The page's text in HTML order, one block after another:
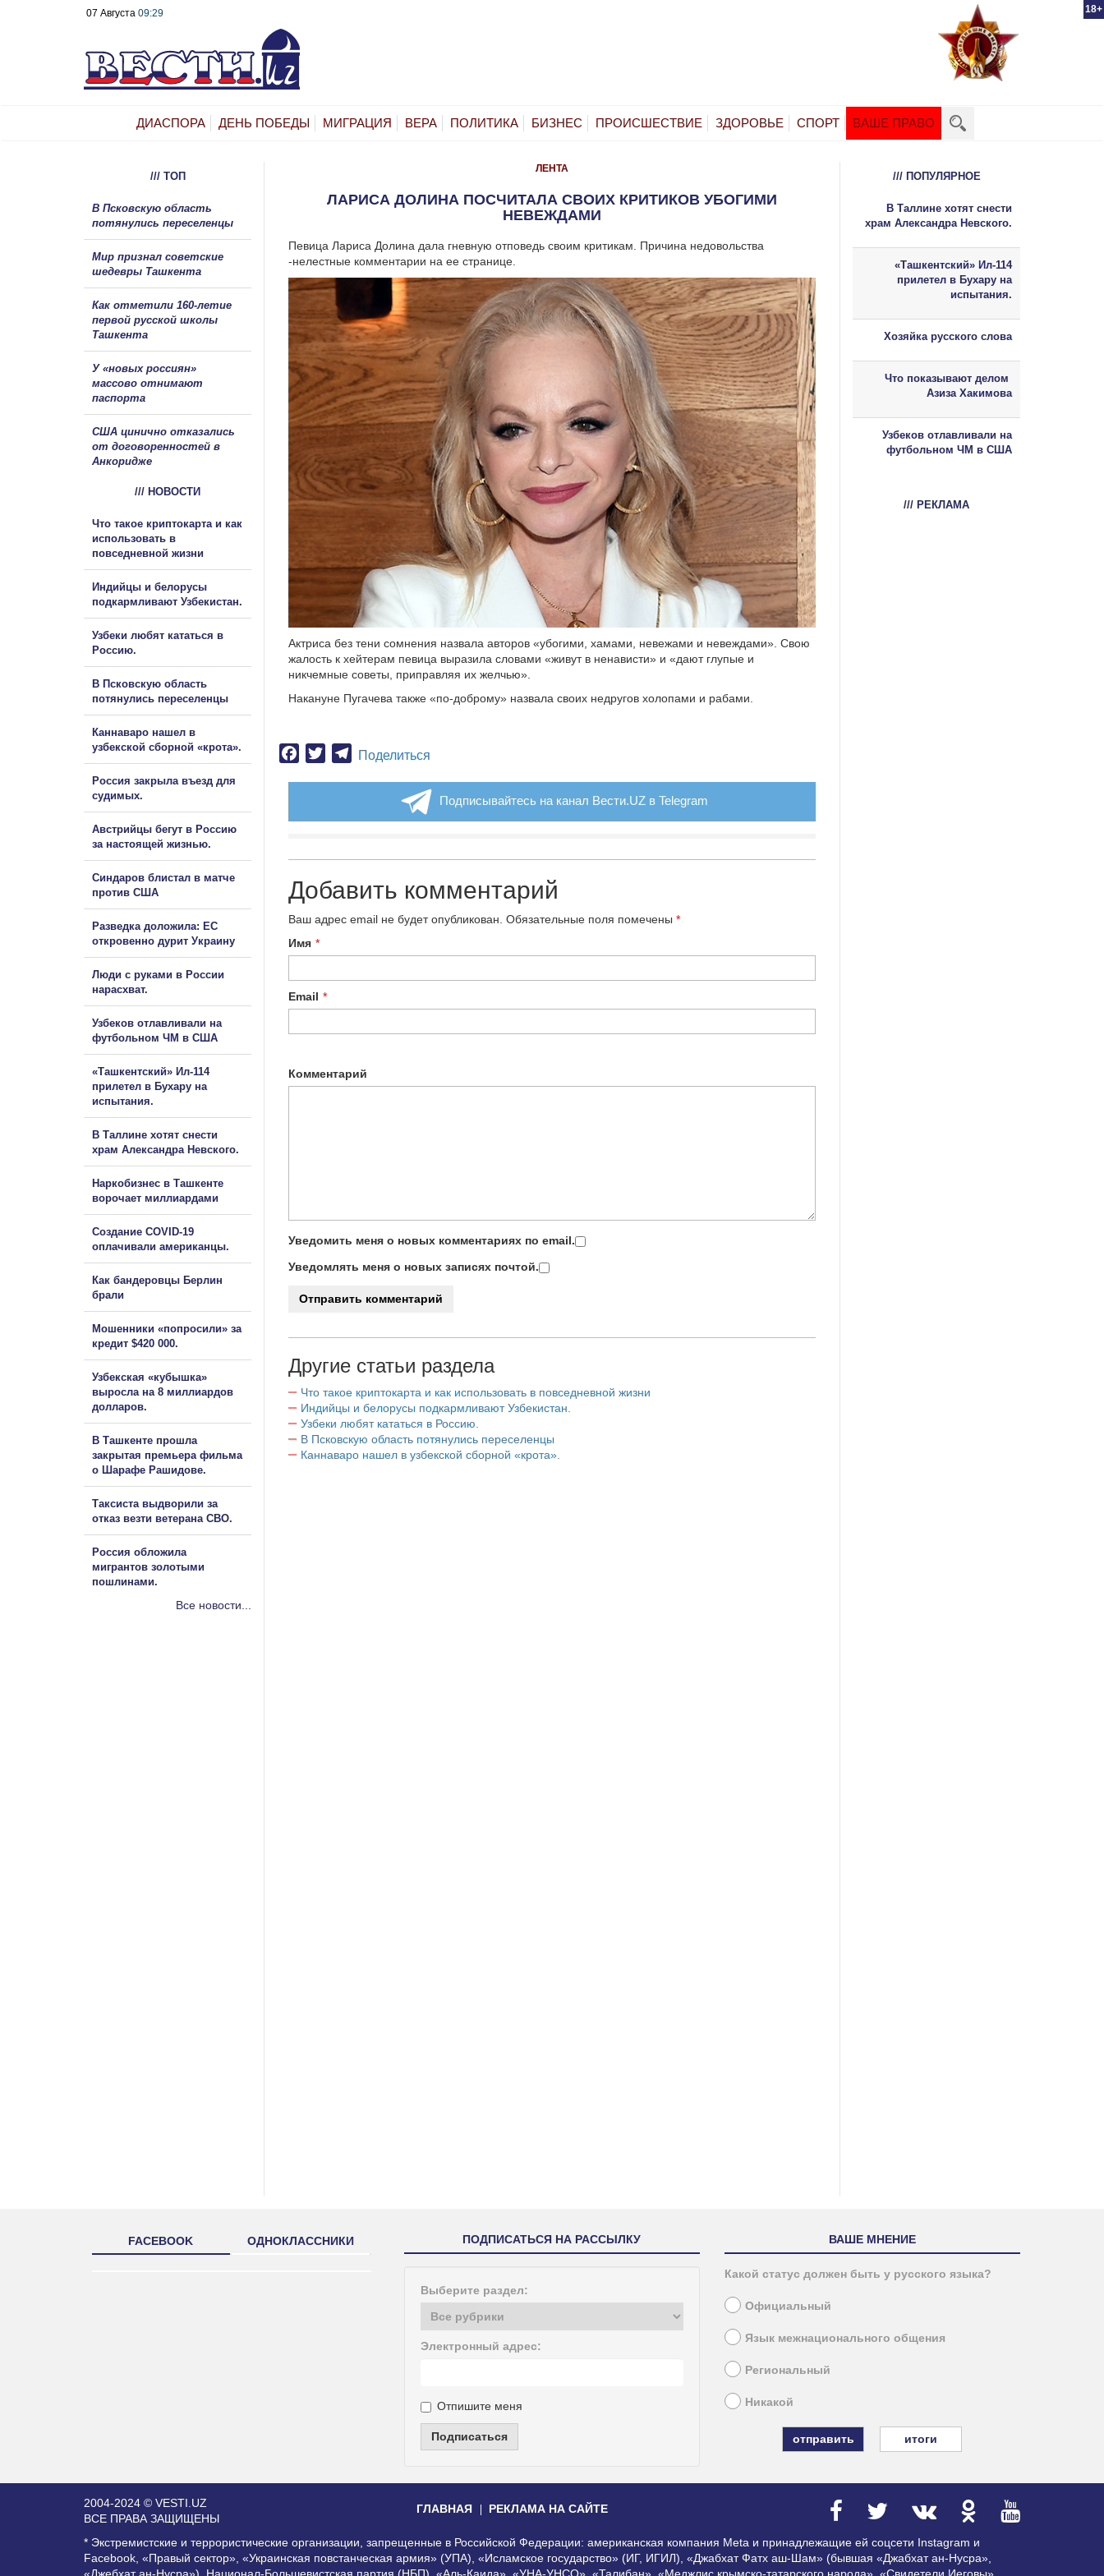
18+
07 Августа 09:29
ДИАСПОРА ДЕНЬ ПОБЕДЫ МИГРАЦИЯ ВЕРА ПОЛИТИКА БИЗНЕС ПРОИСШЕСТВИЕ ЗДОРОВЬЕ СПОРТ ВАШЕ ПРАВО
ЛЕНТА
ЛАРИСА ДОЛИНА ПОСЧИТАЛА СВОИХ КРИТИКОВ УБОГИМИ
НЕВЕЖДАМИ
Певица Лариса Долина дала гневную отповедь своим критикам. Причина недовольства
-нелестные комментарии на ее странице.
Актриса без тени сомнения назвала авторов «убогими, хамами, невежами и невеждами». Свою
жалость к хейтерам певица выразила словами «живут в ненависти» и «дают глупые и
никчемные советы, приправляя их желчью».
Накануне Пугачева также «по-доброму» назвала своих недругов холопами и рабами.
Facebook
TwitterTelegram
Поделиться
Подписывайтесь на канал Вести.UZ в Telegram
Добавить комментарий
Ваш адрес email не будет опубликован. Обязательные поля помечены *
Имя *
Email *
Комментарий
Уведомить меня о новых комментариях по email.
Уведомлять меня о новых записях почтой.
Другие статьи раздела
Что такое криптокарта и как использовать в повседневной жизни
Индийцы и белорусы подкармливают Узбекистан.
Узбеки любят кататься в Россию.
В Псковскую область потянулись переселенцы
Каннаваро нашел в узбекской сборной «крота».
/// ТОП
В Псковскую область
потянулись переселенцы
Мир признал советские
шедевры Ташкента
Как отметили 160-летие
первой русской школы
Ташкента
У «новых россиян»
массово отнимают
паспорта
США цинично отказались
от договоренностей в
Анкоридже
/// НОВОСТИ
Что такое криптокарта и как
использовать в
повседневной жизни
Индийцы и белорусы
подкармливают Узбекистан.
Узбеки любят кататься в
Россию.
В Псковскую область
потянулись переселенцы
Каннаваро нашел в
узбекской сборной «крота».
Россия закрыла въезд для
судимых.
Австрийцы бегут в Россию
за настоящей жизнью.
Синдаров блистал в матче
против США
Разведка доложила: ЕС
откровенно дурит Украину
Люди с руками в России
нарасхват.
Узбеков отлавливали на
футбольном ЧМ в США
«Ташкентский» Ил-114
прилетел в Бухару на
испытания.
В Таллине хотят снести
храм Александра Невского.
Наркобизнес в Ташкенте
ворочает миллиардами
Создание COVID-19
оплачивали американцы.
Как бандеровцы Берлин
брали
Мошенники «попросили» за
кредит $420 000.
Узбекская «кубышка»
выросла на 8 миллиардов
долларов.
В Ташкенте прошла
закрытая премьера фильма
о Шарафе Рашидове.
Таксиста выдворили за
отказ везти ветерана СВО.
Россия обложила
мигрантов золотыми
пошлинами.
Все новости...
/// ПОПУЛЯРНОЕ
В Таллине хотят снести
храм Александра Невского.
«Ташкентский» Ил-114
прилетел в Бухару на
испытания.
Хозяйка русского слова
Что показывают делом
Азиза Хакимова
Узбеков отлавливали на
футбольном ЧМ в США
/// РЕКЛАМА
FACEBOOK ОДНОКЛАССНИКИ ПОДПИСАТЬСЯ НА РАССЫЛКУ
Выберите раздел:
Электронный адрес:
Отпишите меня
Подписаться
ВАШЕ МНЕНИЕ
Какой статус должен быть у русского языка?
Официальный
Язык межнационального общения
Региональный
Никакой
итоги
2004-2024 © VESTI.UZ
ВСЕ ПРАВА ЗАЩИЩЕНЫ
ГЛАВНАЯ РЕКЛАМА НА САЙТЕ
* Экстремистские и террористические организации, запрещенные в Российской Федерации: американская компания Meta и принадлежащие ей соцсети Instagram и
Facebook, «Правый сектор», «Украинская повстанческая армия» (УПА), «Исламское государство» (ИГ, ИГИЛ), «Джабхат Фатх аш-Шам» (бывшая «Джабхат ан-Нусра»,
«Джебхат ан-Нусра»), Национал-Большевистская партия (НБП), «Аль-Каида», «УНА-УНСО», «Талибан», «Меджлис крымско-татарского народа», «Свидетели Иеговы»,